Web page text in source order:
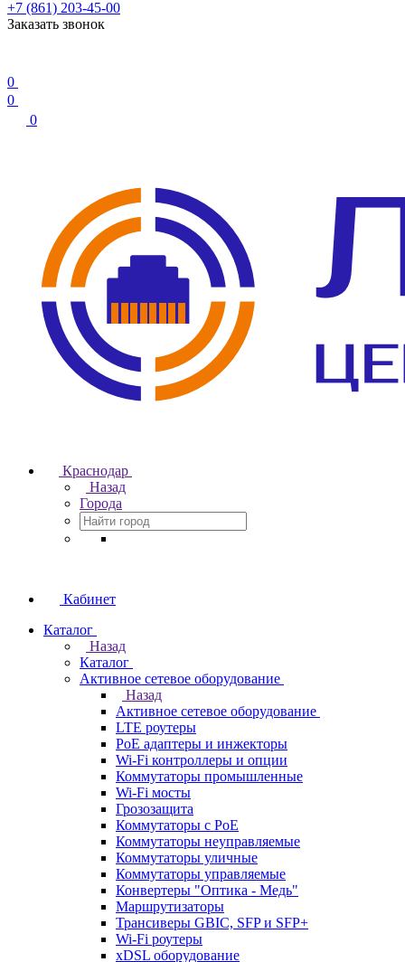
+7 (861) 203-45-00
Заказать звонок
0
0
0
Краснодар
Назад
Города
Кабинет
Каталог
Назад
Каталог
Активное сетевое оборудование
Назад
Активное сетевое оборудование
LTE роутеры
PoE адаптеры и инжекторы
Wi-Fi контроллеры и опции
Коммутаторы промышленные
Wi-Fi мосты
Грозозащита
Коммутаторы c PoE
Коммутаторы неуправляемые
Коммутаторы уличные
Коммутаторы управляемые
Конвертеры "Оптика - Медь"
Маршрутизаторы
Трансиверы GBIC, SFP и SFP+
Wi-Fi роутеры
xDSL оборудование